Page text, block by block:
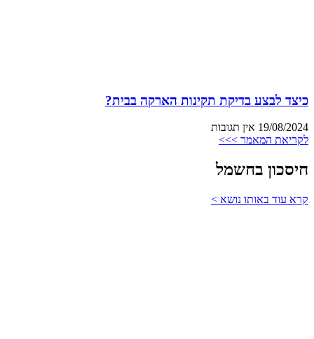
כיצד לבצע בדיקת תקינות הארקה בבית?
19/08/2024 אין תגובות
לקריאת המאמר >>>
חיסכון בחשמל
קרא עוד באותו נושא >